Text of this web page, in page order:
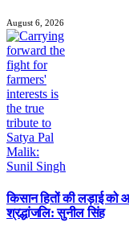
August 6, 2026
किसान हितों की लड़ाई को
श्रद्धांजलि: सुनील सिंह